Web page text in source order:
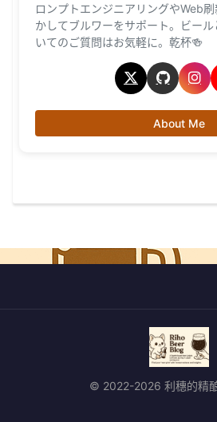
ロンプトエンジニアリングやWeb
かしてブルワーをサポート。ビー
いてのご質問はお気軽に。乾杯🍻
About Me
© 2022-2026 利穗的精